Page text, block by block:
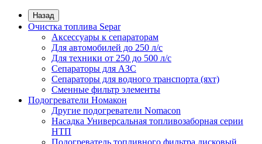
Назад
Очистка топлива Separ
Аксессуары к сепараторам
Для автомобилей до 250 л/с
Для техники от 250 до 500 л/с
Сепараторы для АЗС
Сепараторы для водного транспорта (яхт)
Сменные фильтр элементы
Подогреватели Номакон
Другие подогреватели Nomacon
Насадка Универсальная топливозаборная серии
НТП
Подогреватель топливного фильтра дисковый